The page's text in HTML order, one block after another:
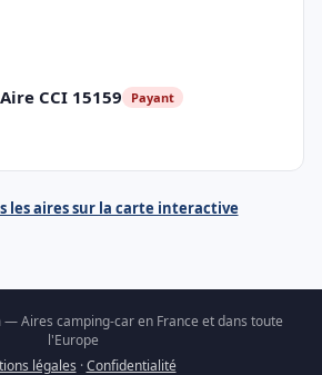
CCI 15159 Payant
les aires sur la carte interactive
— Aires camping-car en France et dans toute
l'Europe
légales ·Confidentialité